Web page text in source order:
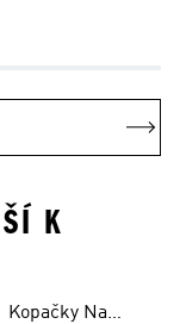
K
Kopačky Na